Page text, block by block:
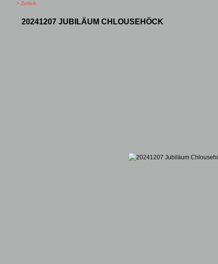
> Zurück
20241207 JUBILÄUM CHLOUSEHÖCK